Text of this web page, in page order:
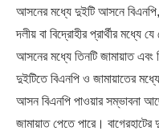
আসনের মধ্যে দুইটি আসনে
দলীয় বা বিদ্রোহীর প্রার্থীর
আসনের মধ্যে তিনটি জামায়াত
দুইটিতে বিএনপি ও জামায়াতের
আসন বিএনপি পাওয়ার সম্ভাবনা
জামায়াত পেতে পারে।